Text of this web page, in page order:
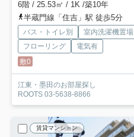
6階 / 25.53㎡ / 1K /築10年
半蔵門線「住吉」駅 徒歩5分
バス・トイレ別 室内洗濯機置場
フローリング
電気有
敷0
江東・墨田のお部屋探し
ROOTS 03-5638-8866
賃貸マンション